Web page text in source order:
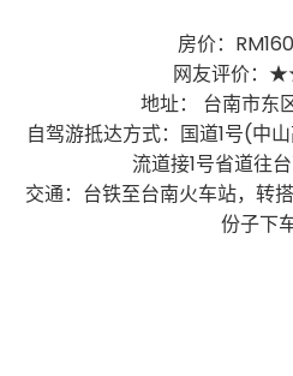
房价：
网友评价
地址： 台南市东
自驾游抵达方式：国道1号(中
流道接1号省道往
交通：台铁至台南火车站，转
份子下车